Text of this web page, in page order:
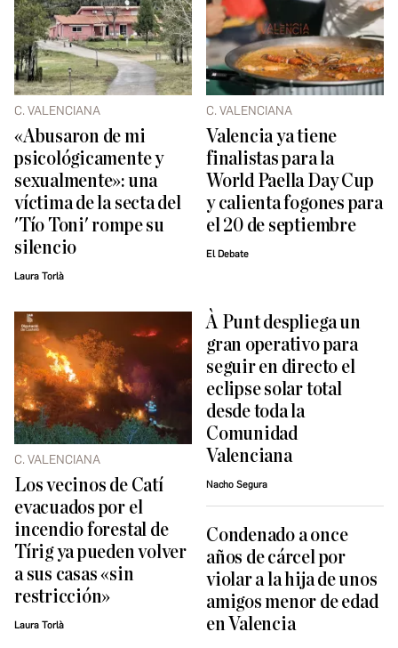
C. VALENCIANA
«Abusaron de mi
psicológicamente y
sexualmente»: una
víctima de la secta del
'Tío Toni' rompe su
silencio
Laura Torlà
C. VALENCIANA
Valencia ya tiene
finalistas para la
World Paella Day Cup
y calienta fogones para
el 20 de septiembre
El Debate
C. VALENCIANA
Los vecinos de Catí
evacuados por el
incendio forestal de
Tírig ya pueden volver
a sus casas «sin
restricción»
Laura Torlà
À Punt despliega un
gran operativo para
seguir en directo el
eclipse solar total
desde toda la
Comunidad
Valenciana
Nacho Segura
Condenado a once
años de cárcel por
violar a la hija de unos
amigos menor de edad
en Valencia